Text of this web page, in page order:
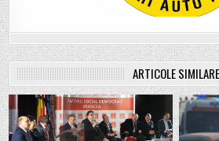
ARTICOLE SIMILARE